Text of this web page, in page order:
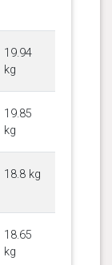
19.94
kg
19.85
kg
18.8 kg
18.65
kg